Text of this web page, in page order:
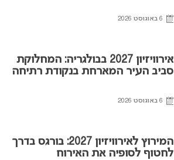
6 באוגוסט 2026
אירוויזיון 2027 בבולגריה: המחלוקת
סביב העיר המארחת בנקודת רתיחה
6 באוגוסט 2026
המירוץ לאירוויזיון 2027: בורגס בדרך
לחטוף לסופיה את האירוח